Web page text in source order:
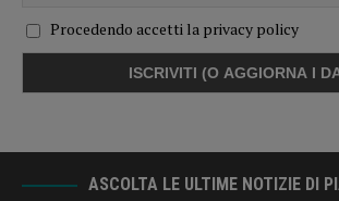
Procedendo accetti la privacy policy
ASCOLTA LE ULTIME NOTIZIE DI